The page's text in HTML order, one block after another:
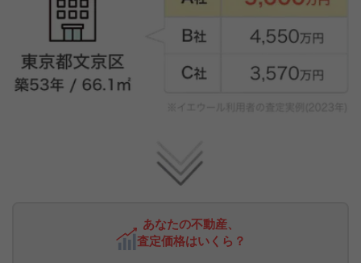
あなたの不動産、
査定価格はいくら？